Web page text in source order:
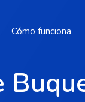
Cómo funciona